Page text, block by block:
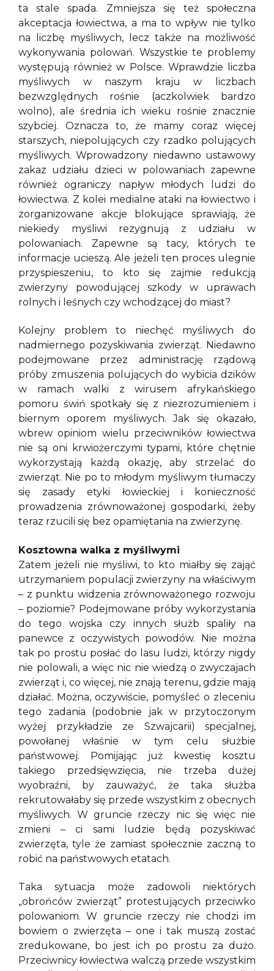
ta stale spada. Zmniejsza się też społeczna
akceptacja łowiectwa, a ma to wpływ nie tylko
na liczbę myśliwych, lecz także na możliwość
wykonywania polowań. Wszystkie te problemy
występują również w Polsce. Wprawdzie liczba
myśliwych w naszym kraju w liczbach
bezwzględnych rośnie (aczkolwiek bardzo
wolno), ale średnia ich wieku rośnie znacznie
szybciej. Oznacza to, że mamy coraz więcej
starszych, niepolujących czy rzadko polujących
myśliwych. Wprowadzony niedawno ustawowy
zakaz udziału dzieci w polowaniach zapewne
również ograniczy napływ młodych ludzi do
łowiectwa. Z kolei medialne ataki na łowiectwo i
zorganizowane akcje blokujące sprawiają, że
niekiedy myśliwi rezygnują z udziału w
polowaniach. Zapewne są tacy, których te
informacje ucieszą. Ale jeżeli ten proces ulegnie
przyspieszeniu, to kto się zajmie redukcją
zwierzyny powodującej szkody w uprawach
rolnych i leśnych czy wchodzącej do miast?
Kolejny problem to niechęć myśliwych do
nadmiernego pozyskiwania zwierząt. Niedawno
podejmowane przez administrację rządową
próby zmuszenia polujących do wybicia dzików
w ramach walki z wirusem afrykańskiego
pomoru świń spotkały się z niezrozumieniem i
biernym oporem myśliwych. Jak się okazało,
wbrew opiniom wielu przeciwników łowiectwa
nie są oni krwiożerczymi typami, które chętnie
wykorzystają każdą okazję, aby strzelać do
zwierząt. Nie po to młodym myśliwym tłumaczy
się zasady etyki łowieckiej i konieczność
prowadzenia zrównoważonej gospodarki, żeby
teraz rzucili się bez opamiętania na zwierzynę.
Kosztowna walka z myśliwymi
Zatem jeżeli nie myśliwi, to kto miałby się zająć
utrzymaniem populacji zwierzyny na właściwym
– z punktu widzenia zrównoważonego rozwoju
– poziomie? Podejmowane próby wykorzystania
do tego wojska czy innych służb spaliły na
panewce z oczywistych powodów. Nie można
tak po prostu posłać do lasu ludzi, którzy nigdy
nie polowali, a więc nic nie wiedzą o zwyczajach
zwierząt i, co więcej, nie znają terenu, gdzie mają
działać. Można, oczywiście, pomyśleć o zleceniu
tego zadania (podobnie jak w przytoczonym
wyżej przykładzie ze Szwajcarii) specjalnej,
powołanej właśnie w tym celu służbie
państwowej. Pomijając już kwestię kosztu
takiego przedsięwzięcia, nie trzeba dużej
wyobraźni, by zauważyć, że taka służba
rekrutowałaby się przede wszystkim z obecnych
myśliwych. W gruncie rzeczy nic się więc nie
zmieni – ci sami ludzie będą pozyskiwać
zwierzęta, tyle że zamiast społecznie zaczną to
robić na państwowych etatach.
Taka sytuacja może zadowoli niektórych
„obrońców zwierząt” protestujących przeciwko
polowaniom. W gruncie rzeczy nie chodzi im
bowiem o zwierzęta – one i tak muszą zostać
zredukowane, bo jest ich po prostu za dużo.
Przeciwnicy łowiectwa walczą przede wszystkim